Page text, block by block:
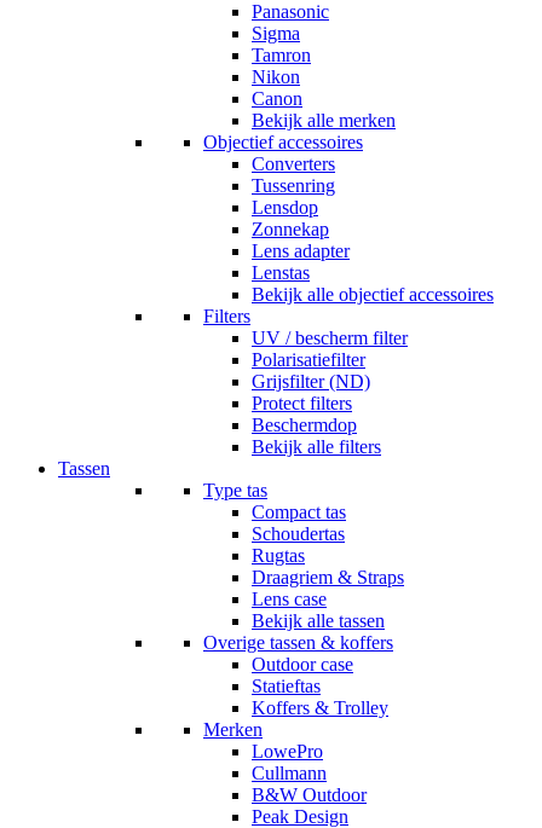
Panasonic
Sigma
Tamron
Nikon
Canon
Bekijk alle merken
Objectief accessoires
Converters
Tussenring
Lensdop
Zonnekap
Lens adapter
Lenstas
Bekijk alle objectief accessoires
Filters
UV / bescherm filter
Polarisatiefilter
Grijsfilter (ND)
Protect filters
Beschermdop
Bekijk alle filters
Tassen
Type tas
Compact tas
Schoudertas
Rugtas
Draagriem & Straps
Lens case
Bekijk alle tassen
Overige tassen & koffers
Outdoor case
Statieftas
Koffers & Trolley
Merken
LowePro
Cullmann
B&W Outdoor
Peak Design